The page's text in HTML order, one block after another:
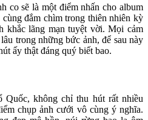
co sẽ là một điểm nhấn cho album
đắm chìm trong thiên nhiên kỳ
khắc lãng mạn tuyệt vời. Mọi cảm
trong những bức ảnh, để sau này
ấy thật đáng quý biết bao.
không chỉ thu hút rất nhiều
chụp ảnh cưới vô cùng ý nghĩa.